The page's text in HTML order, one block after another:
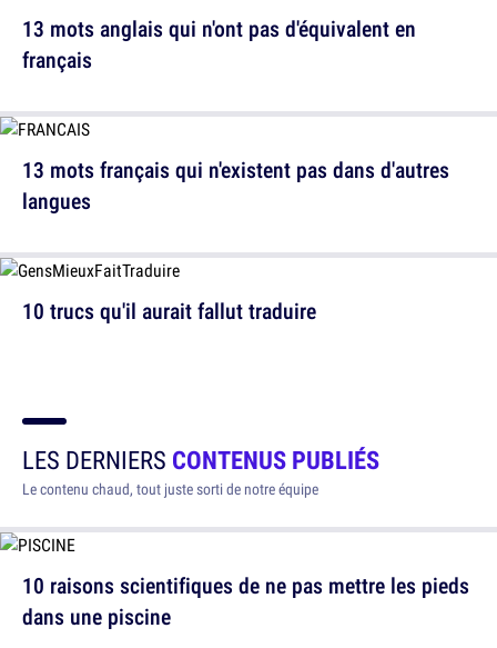
13 mots anglais qui n'ont pas d'équivalent en
français
10 trucs qu'il aurait fallut traduire
13 mots français qui n'existent pas dans d'autres
langues
LES DERNIERS CONTENUS PUBLIÉS
Le contenu chaud, tout juste sorti de notre équipe
10 raisons scientifiques de ne pas mettre les pieds
dans une piscine